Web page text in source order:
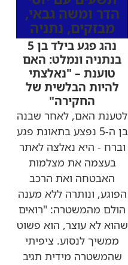
הדר ומשה גבאי,
מבזקים, נתניה
נהג פגע בילד בן 5
בנתניה ונמלט: האם
טוענת – "נאלצתי
להיות הבלשית של
החקירה"
לטענת האם, לאחר שבנה
בן ה-5 נפצע בתאונת פגע
וברח - היא נאלצה לאתר
בעצמה את מצלמות
האבטחה ואת הרכב
הפוגע, ונותרה ללא מענה
הולם מהמשטרה: "רואים
שהוא לא עוצר, הוא פשוט
ממשיך לנסוע. ציפיתי
שהמשטרה מידית תגיב